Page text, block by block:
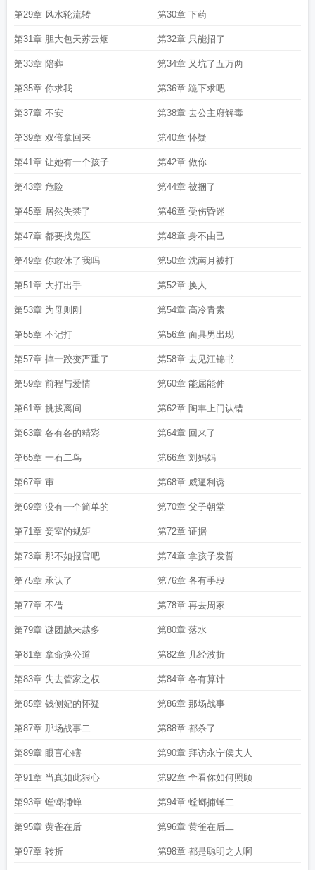
第29章 风水轮流转 第30章 下药
第31章 胆大包天苏云烟 第32章 只能招了
第33章 陪葬 第34章 又坑了五万两
第35章 你求我 第36章 跪下求吧
第37章 不安 第38章 去公主府解毒
第39章 双倍拿回来 第40章 怀疑
第41章 让她有一个孩子 第42章 做你
第43章 危险 第44章 被捆了
第45章 居然失禁了 第46章 受伤昏迷
第47章 都要找鬼医 第48章 身不由己
第49章 你敢休了我吗 第50章 沈南月被打
第51章 大打出手 第52章 换人
第53章 为母则刚 第54章 高冷青素
第55章 不记打 第56章 面具男出现
第57章 摔一跤变严重了 第58章 去见江锦书
第59章 前程与爱情 第60章 能屈能伸
第61章 挑拨离间 第62章 陶丰上门认错
第63章 各有各的精彩 第64章 回来了
第65章 一石二鸟 第66章 刘妈妈
第67章 审 第68章 威逼利诱
第69章 没有一个简单的 第70章 父子朝堂
第71章 妾室的规矩 第72章 证据
第73章 那不如报官吧 第74章 拿孩子发誓
第75章 承认了 第76章 各有手段
第77章 不借 第78章 再去周家
第79章 谜团越来越多 第80章 落水
第81章 拿命换公道 第82章 几经波折
第83章 失去管家之权 第84章 各有算计
第85章 钱侧妃的怀疑 第86章 那场战事
第87章 那场战事二 第88章 都杀了
第89章 眼盲心瞎 第90章 拜访永宁侯夫人
第91章 当真如此狠心 第92章 全看你如何照顾
第93章 螳螂捕蝉 第94章 螳螂捕蝉二
第95章 黄雀在后 第96章 黄雀在后二
第97章 转折 第98章 都是聪明之人啊